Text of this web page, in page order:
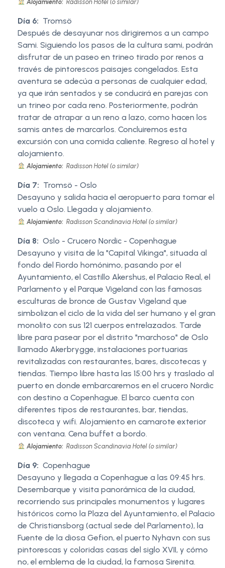
Alojamiento: Radisson Hotel (o similar)
Día 6: Tromsö
Después de desayunar nos dirigiremos a un campo
Sami. Siguiendo los pasos de la cultura sami, podrán
disfrutar de un paseo en trineo tirado por renos a
través de pintorescos paisajes congelados. Esta
aventura se adecúa a personas de cualquier edad,
ya que irán sentados y se conducirá en parejas con
un trineo por cada reno. Posteriormente, podrán
tratar de atrapar a un reno a lazo, como hacen los
samis antes de marcarlos. Concluiremos esta
excursión con una comida caliente. Regreso al hotel y
alojamiento.
Alojamiento: Radisson Hotel (o similar)
Día 7: Tromsö - Oslo
Desayuno y salida hacia el aeropuerto para tomar el
vuelo a Oslo. Llegada y alojamiento.
Alojamiento: Radisson Scandinavia Hotel (o similar)
Día 8: Oslo - Crucero Nordic - Copenhague
Desayuno y visita de la "Capital Vikinga", situada al
fondo del Fiordo homónimo, pasando por el
Ayuntamiento, el Castillo Akershus, el Palacio Real, el
Parlamento y el Parque Vigeland con las famosas
esculturas de bronce de Gustav Vigeland que
simbolizan el ciclo de la vida del ser humano y el gran
monolito con sus 121 cuerpos entrelazados. Tarde
libre para pasear por el distrito "marchoso" de Oslo
llamado Akerbrygge, instalaciones portuarias
revitalizadas con restaurantes, bares, discotecas y
tiendas. Tiempo libre hasta las 15:00 hrs y traslado al
puerto en donde embarcaremos en el crucero Nordic
con destino a Copenhague. El barco cuenta con
diferentes tipos de restaurantes, bar, tiendas,
discoteca y wifi. Alojamiento en camarote exterior
con ventana. Cena buffet a bordo.
Alojamiento: Radisson Scandinavia Hotel (o similar)
Día 9: Copenhague
Desayuno y llegada a Copenhague a las 09:45 hrs.
Desembarque y visita panorámica de la ciudad,
recorriendo sus principales monumentos y lugares
históricos como la Plaza del Ayuntamiento, el Palacio
de Christiansborg (actual sede del Parlamento), la
Fuente de la diosa Gefion, el puerto Nyhavn con sus
pintorescas y coloridas casas del siglo XVII, y cómo
no, el emblema de la ciudad, la famosa Sirenita.